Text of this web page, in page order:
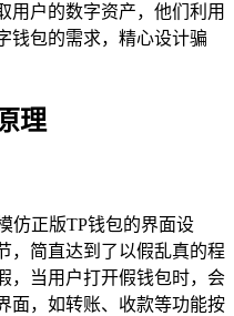
用户的数字资产，他们利用
钱包的需求，精心设计骗
理
仿正版TP钱包的界面设
，简直达到了以假乱真的程
，当用户打开假钱包时，会
面，如转账、收款等功能按